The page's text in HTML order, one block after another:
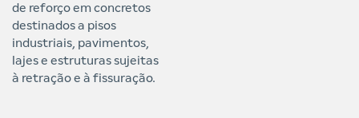
de reforço em concretos
destinados a pisos
industriais, pavimentos,
lajes e estruturas sujeitas
à retração e à fissuração.